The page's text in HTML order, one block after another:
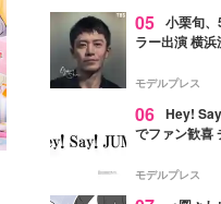
05 小栗旬
ラー出演 横
モデルプレス
06 Hey!
でファン歓喜
モデルプレス